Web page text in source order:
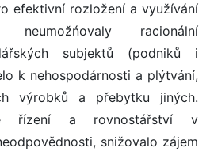
efektivní rozložení a využívání
racionální
subjektů (podniků i
k nehospodárnosti a plýtvání,
výrobků a přebytku jiných.
řízení a rovnostářství v
snižovalo zájem